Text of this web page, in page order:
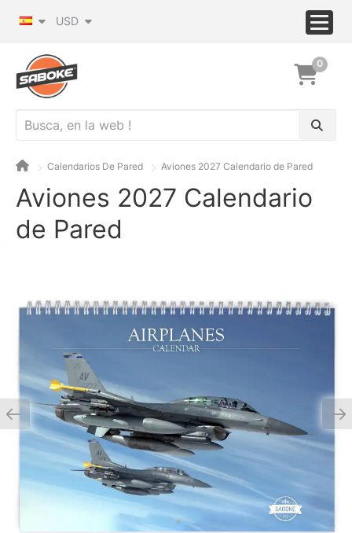
USD
0
Calendarios De Pared Aviones 2027 Calendario de Pared
Aviones 2027 Calendario
de Pared